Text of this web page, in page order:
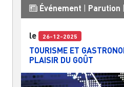
Événement Parution
le 26-12-2025
TOURISME ET
PLAISIR DU GOÛT